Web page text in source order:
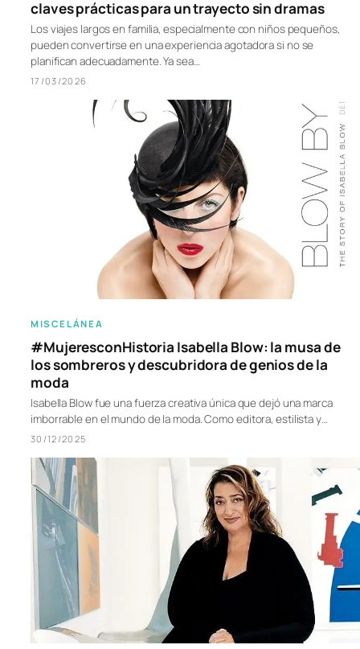
claves prácticas para un trayecto sin dramas
Los viajes largos en familia, especialmente con niños pequeños,
pueden convertirse en una experiencia agotadora si no se
planifican adecuadamente. Ya sea…
17/03/2026
MISCELÁNEA
#MujeresconHistoria Isabella Blow: la musa de
los sombreros y descubridora de genios de la
moda
Isabella Blow fue una fuerza creativa única que dejó una marca
imborrable en el mundo de la moda. Como editora, estilista y…
30/12/2025